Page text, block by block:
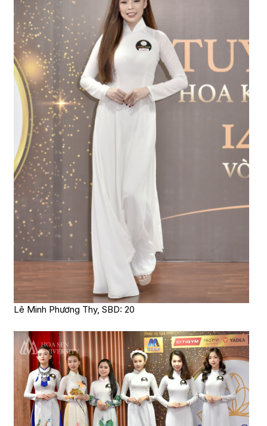
Lê Minh Phương Thy, SBD: 20